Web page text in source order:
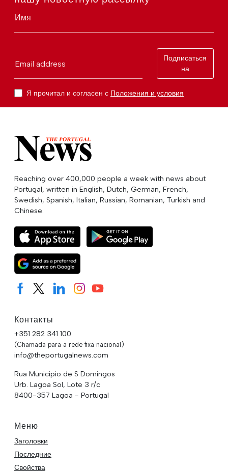
Имя
Email address
Подписаться
на
Я прочитал и согласен с Положения и условия
Reaching over 400,000 people a week with news about
Portugal, written in English, Dutch, German, French,
Swedish, Spanish, Italian, Russian, Romanian, Turkish and
Chinese.
Контакты
+351 282 341 100
(Chamada para a rede fixa nacional)
info@theportugalnews.com
Rua Municipio de S Domingos
Urb. Lagoa Sol, Lote 3 r/c
8400-357 Lagoa - Portugal
Меню
Заголовки
Последние
Свойства